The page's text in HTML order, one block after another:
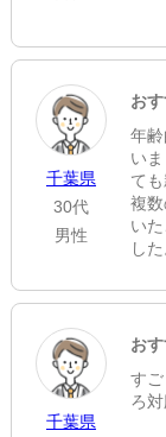
千葉県
30代
男性
お
年
い
て
複
い
し
ま
り
し
た
千葉県
お
す
ろ